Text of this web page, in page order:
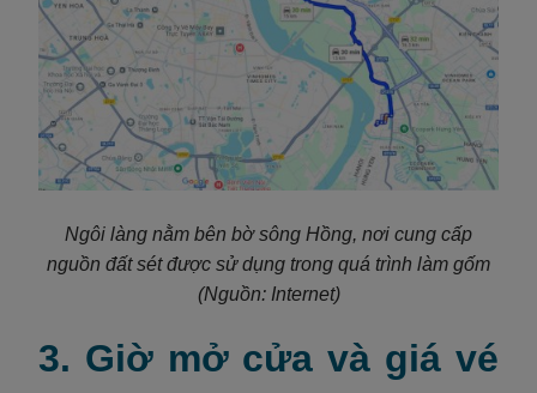
Ngôi làng nằm bên bờ sông Hồng, nơi cung cấp
nguồn đất sét được sử dụng trong quá trình làm gốm
(Nguồn: Internet)
3. Giờ mở cửa và giá vé